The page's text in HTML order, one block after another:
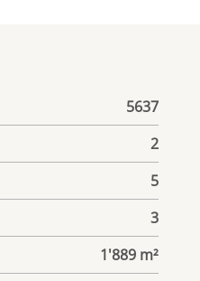
5637
2
5
3
1'889 m²